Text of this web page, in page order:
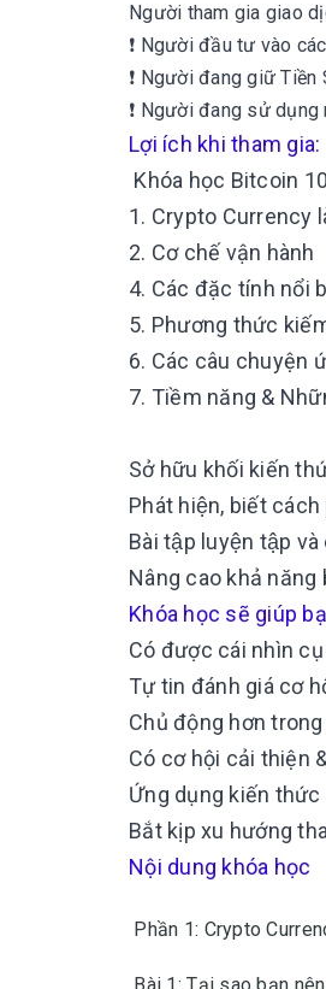
Người tham gia giao
❗ Người đầu tư vào
❗ Người đang giữ Tiền
❗ Người đang sử
Lợi ích khi tham gia:
Khóa học Bitcoin
1. Crypto Currency
2. Cơ chế vận hành
4. Các đặc tính nổi
5. Phương thức
6. Các câu chuyện
7. Tiềm năng &
Sở hữu khối kiến
Phát hiện, biết
Bài tập luyện tập
Nâng cao khả năng
Khóa học sẽ giúp
Có được cái nhìn
Tự tin đánh giá cơ
Chủ động hơn
Có cơ hội cải thiện
Ứng dụng kiến
Bắt kịp xu hướng
Nội dung khóa học
Phần 1: Crypto